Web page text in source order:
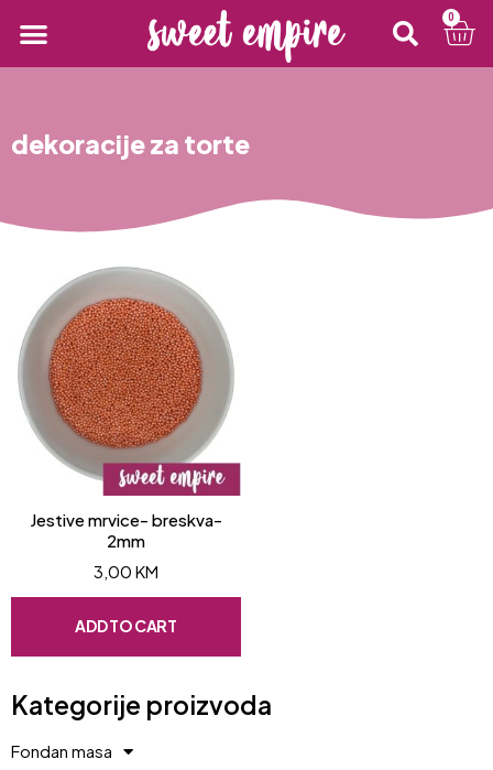
0
dekoracije za torte
Kategorije proizvoda
Fondan masa
Jestive mrvice- breskva-
2mm
3,00 KM
ADD TO CART